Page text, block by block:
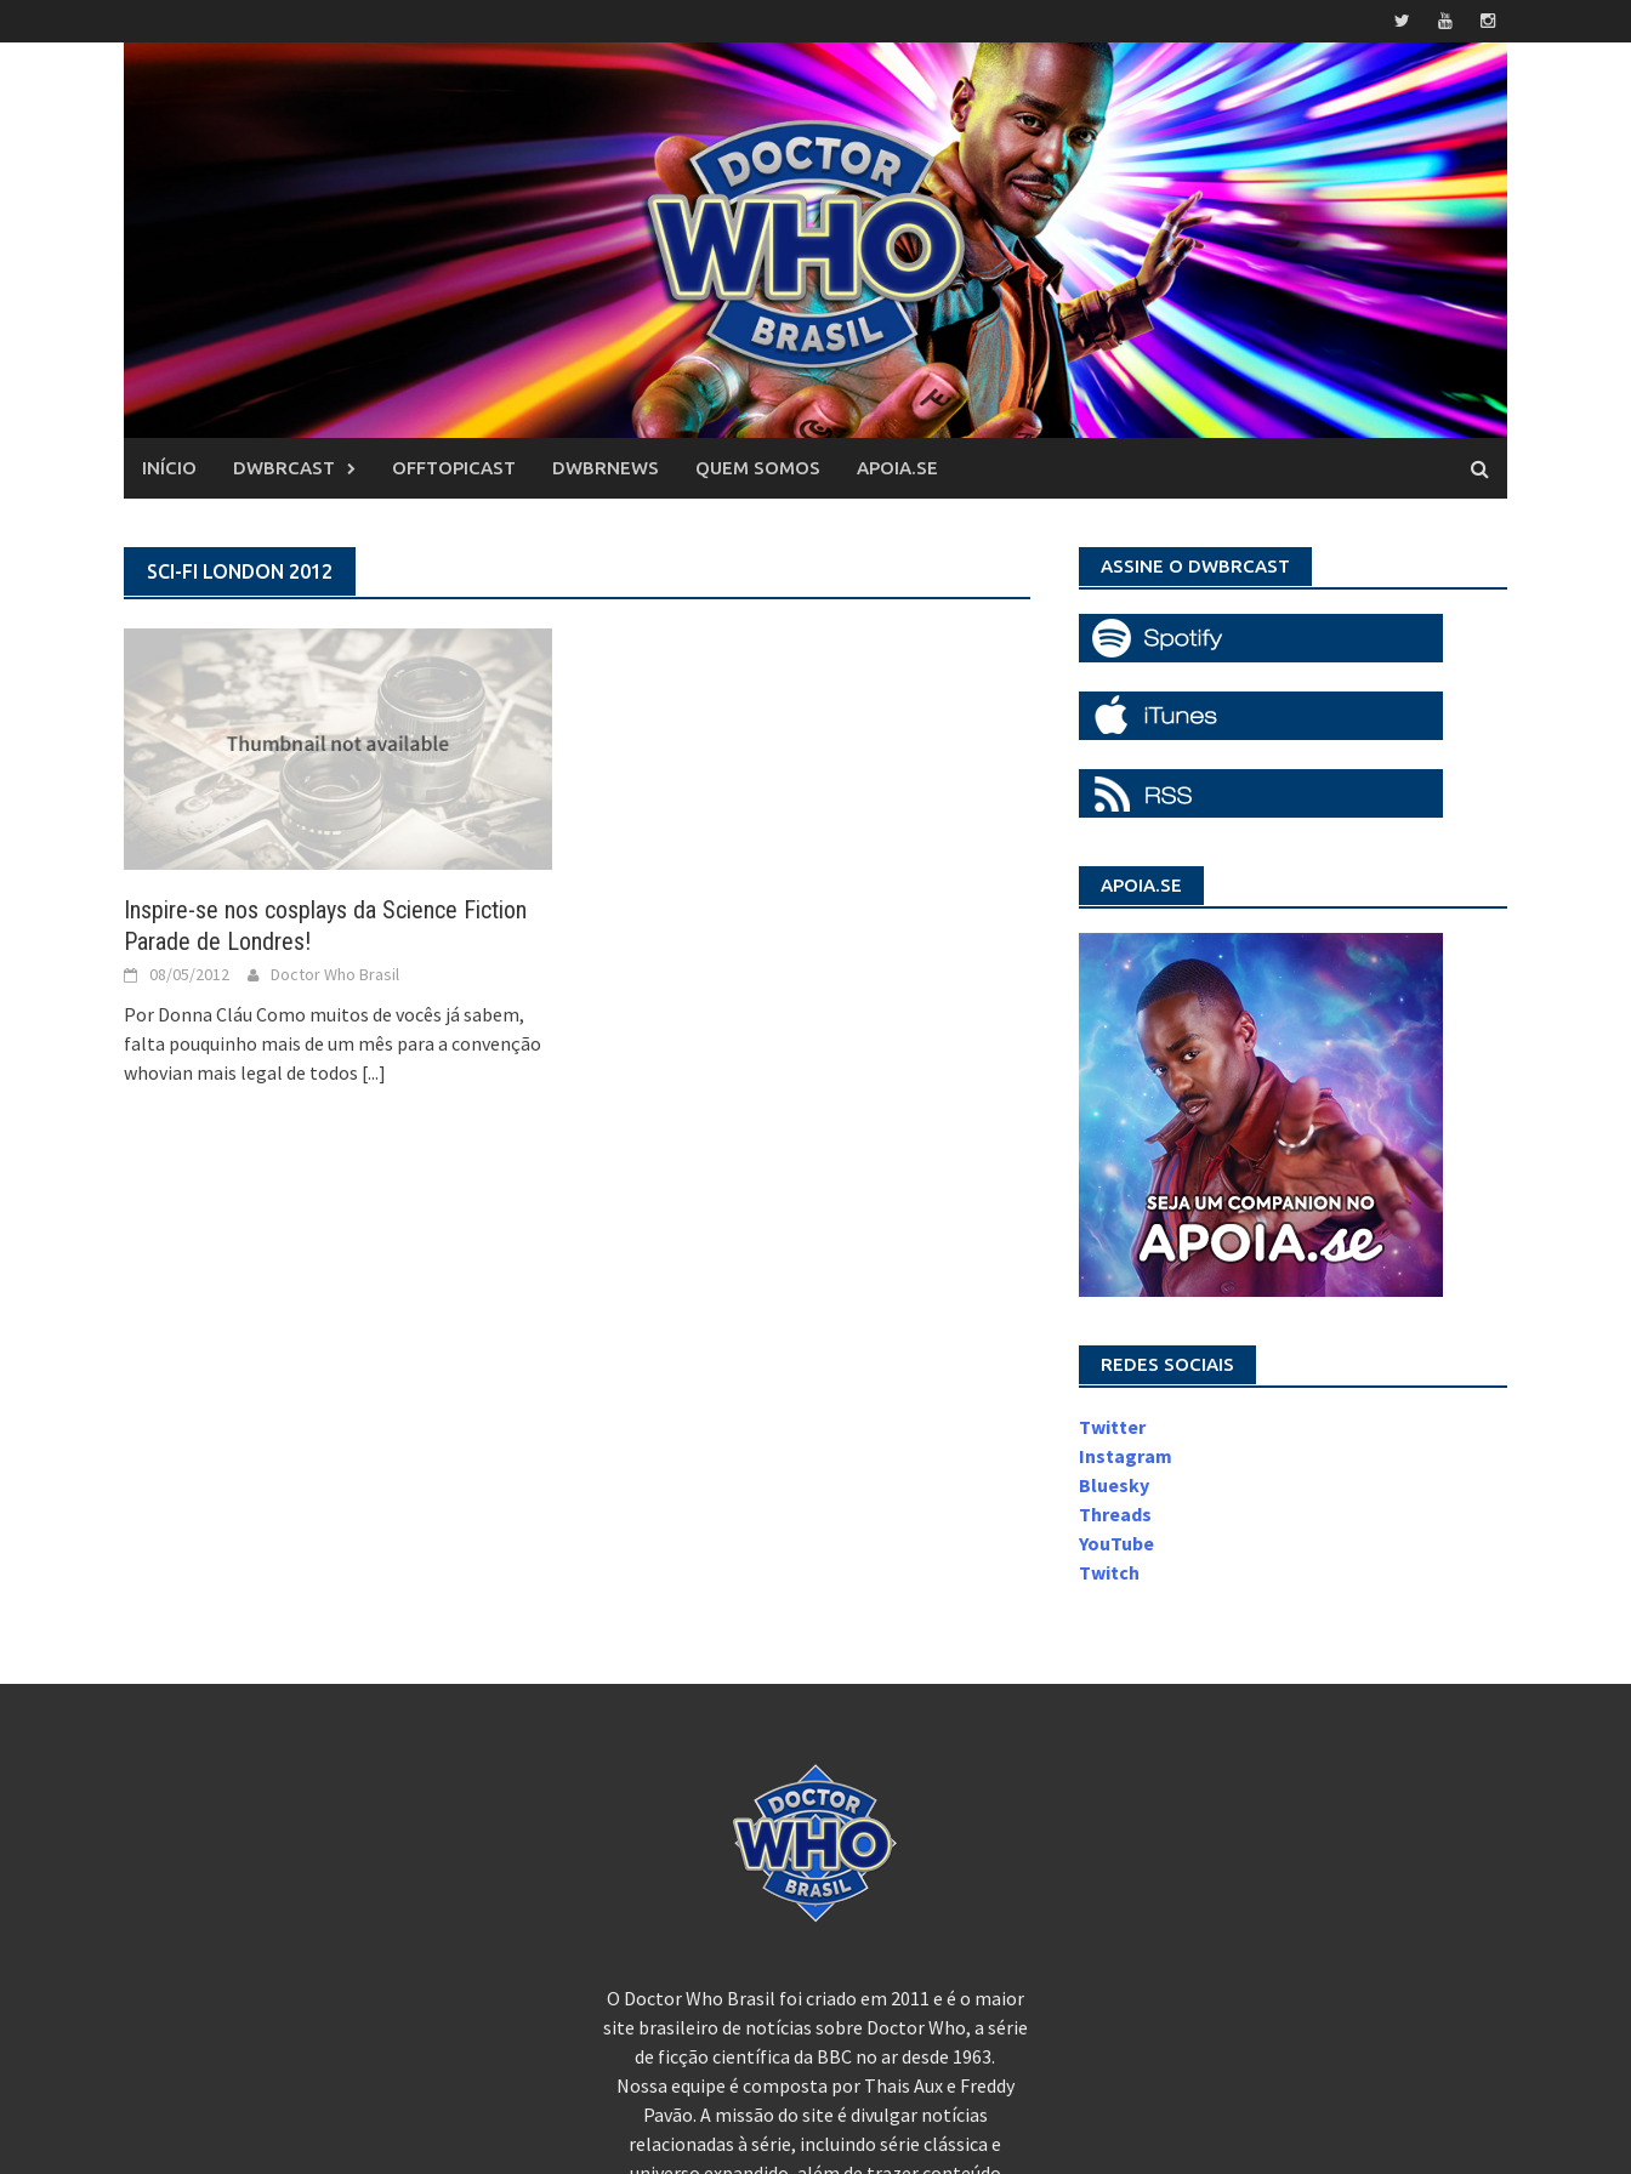
to
INÍCIO DWBRCAST OFFTOPICAST DWBRNEWS QUEM SOMOS APOIA.SE
SCI-FI LONDON 2012
Inspire-se nos cosplays da Science Fiction
Parade de Londres!
08/05/2012 Doctor Who Brasil
Por Donna Cláu Como muitos de vocês já sabem,
falta pouquinho mais de um mês para a convenção
whovian mais legal de todos [...]
ASSINE O DWBRCAST
APOIA.SE
REDES SOCIAIS
Twitter
Instagram
Bluesky
Threads
YouTube
Twitch
O Doctor Who Brasil foi criado em 2011 e é o maior
site brasileiro de notícias sobre Doctor Who, a série
de ficção científica da BBC no ar desde 1963.
Nossa equipe é composta por Thais Aux e Freddy
Pavão. A missão do site é divulgar notícias
relacionadas à série, incluindo série clássica e